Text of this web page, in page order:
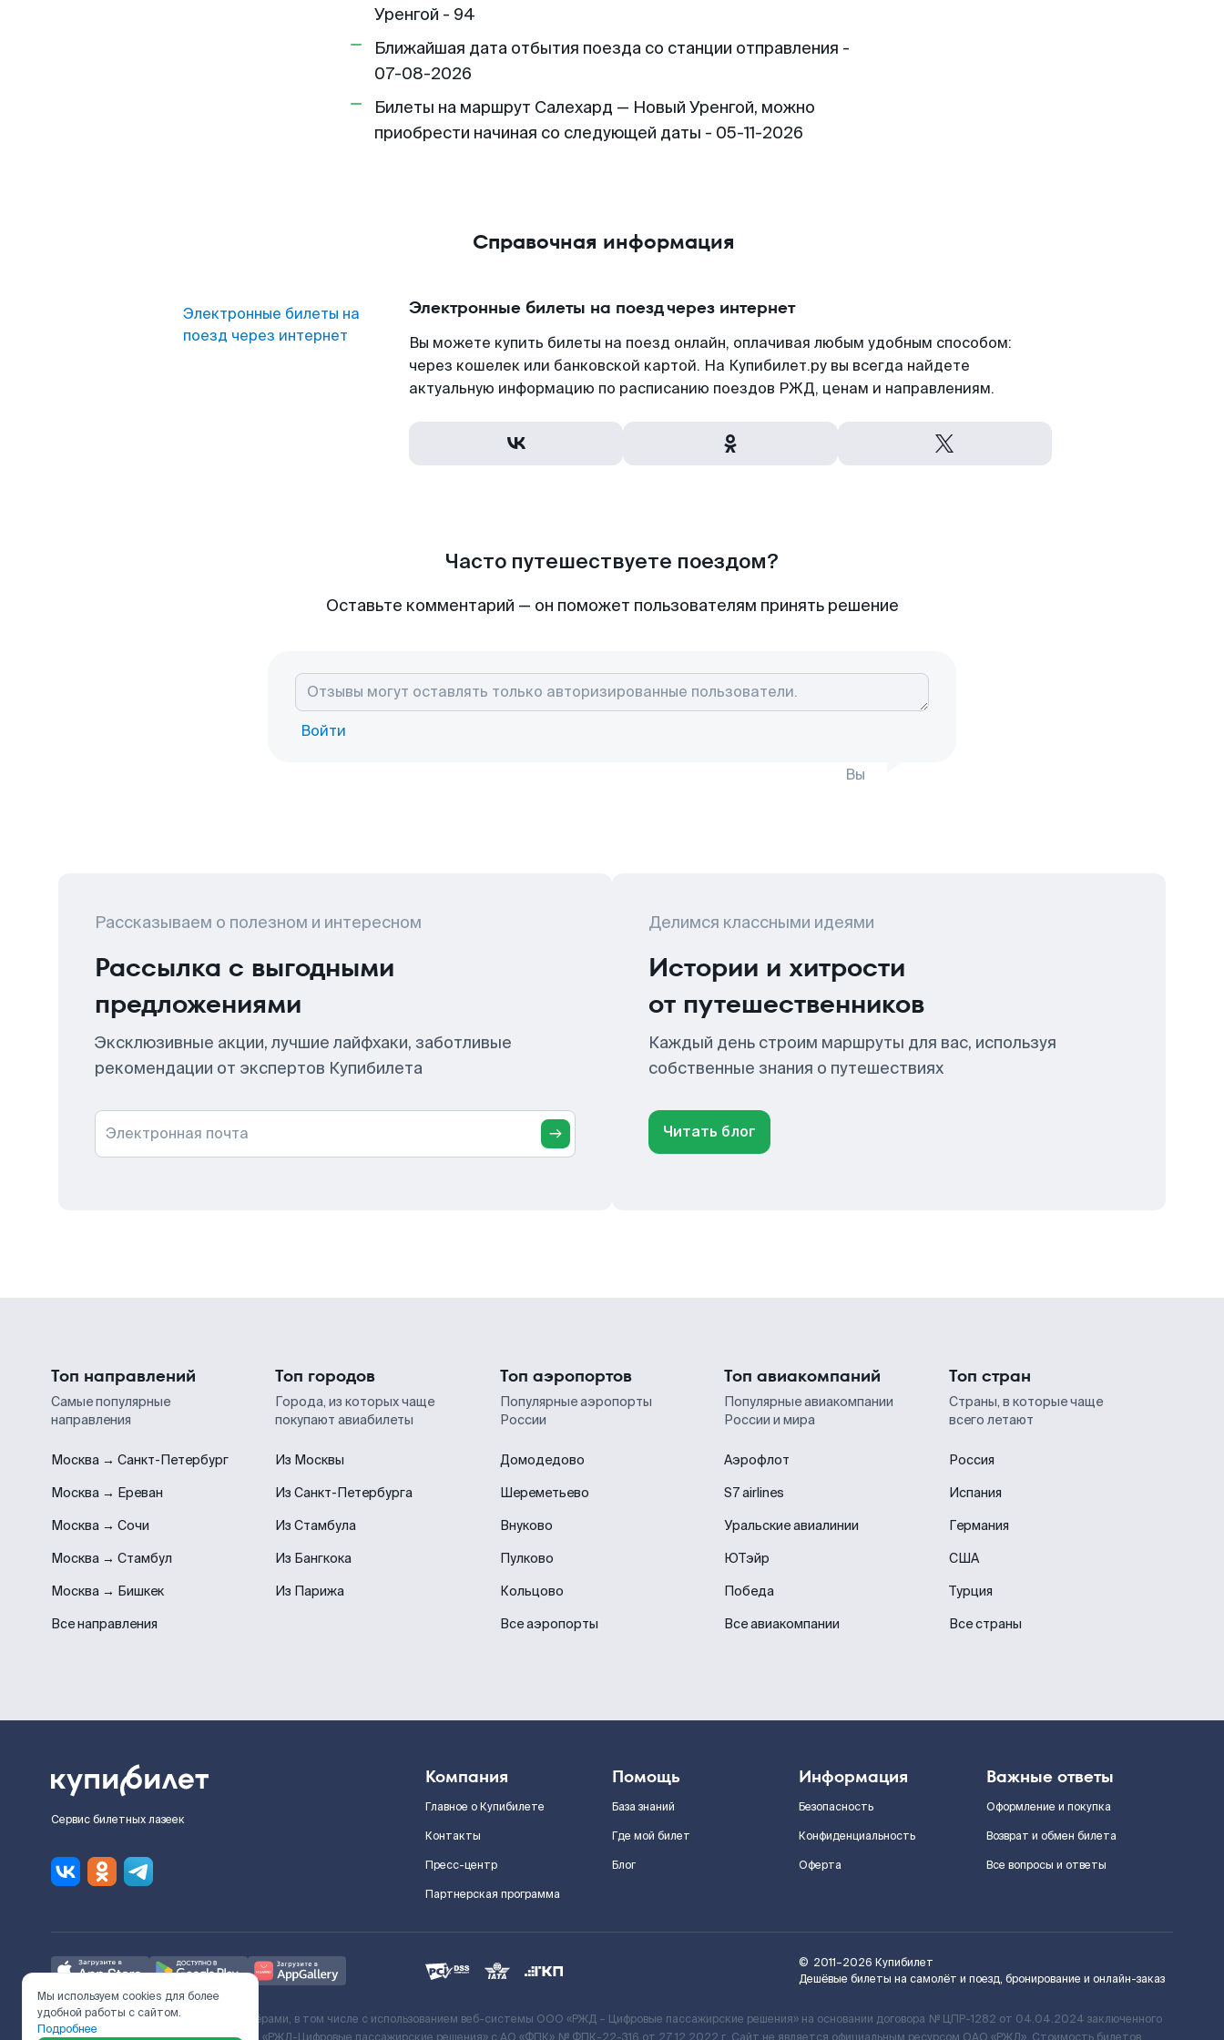
Уренгой - 94
Ближайшая дата отбытия поезда со станции отправления -
07-08-2026
Билеты на маршрут Салехард — Новый Уренгой, можно
приобрести начиная со следующей даты - 05-11-2026
Справочная информация
Электронные билеты на
поезд через интернет
Электронные билеты на поезд через интернет
Вы можете купить билеты на поезд онлайн, оплачивая любым удобным способом:
через кошелек или банковской картой. На Купибилет.ру вы всегда найдете
актуальную информацию по расписанию поездов РЖД, ценам и направлениям.
Часто путешествуете поездом?
Оставьте комментарий — он поможет пользователям принять решение
Войти
Вы
Рассказываем о полезном и интересном
Рассылка с выгодными
предложениями
Эксклюзивные акции, лучшие лайфхаки, заботливые
рекомендации от экспертов Купибилета
Электронная почта
Делимся классными идеями
Истории и хитрости
от путешественников
Каждый день строим маршруты для вас, используя
собственные знания о путешествиях
Читать блог
Топ направлений
Самые популярные
направления
Москва → Санкт-Петербург
Москва → Ереван
Москва → Сочи
Москва → Стамбул
Москва → Бишкек
Все направления
Топ городов
Города, из которых чаще
покупают авиабилеты
Из Москвы
Из Санкт-Петербурга
Из Стамбула
Из Бангкока
Из Парижа
Топ аэропортов
Популярные аэропорты
России
Домодедово
Шереметьево
Внуково
Пулково
Кольцово
Все аэропорты
Топ авиакомпаний
Популярные авиакомпании
России и мира
Аэрофлот
S7 airlines
Уральские авиалинии
ЮТэйр
Победа
Все авиакомпании
Топ стран
Страны, в которые чаще
всего летают
Россия
Испания
Германия
США
Турция
Все страны
Сервис билетных лазеек
Компания
Главное о Купибилете
Контакты
Пресс-центр
Партнерская программа
Помощь
База знаний
Где мой билет
Блог
Информация
Безопасность
Конфиденциальность
Оферта
Важные ответы
Оформление и покупка
Возврат и обмен билета
Все вопросы и ответы
© 2011–2026 Купибилет
Дешёвые билеты на самолёт и поезд, бронирование и онлайн-заказ
Ж/Д билеты предоставляются партнёрами, в том числе с использованием веб-системы ООО «РЖД – Цифровые пассажирские решения» на основании договора № ЦПР-1282 от 04.04.2024 заключенного
Мы используем cookies для более
удобной работы с сайтом.
Подробнее